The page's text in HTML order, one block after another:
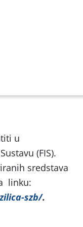
u
(FIS).
sredstava
linku:
szb/.